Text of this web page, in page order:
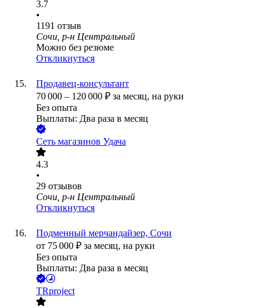
3.7
•
1191 отзыв
Сочи, р-н Центральный
Можно без резюме
Откликнуться
Продавец-консультант
70 000 – 120 000 ₽ за месяц, на руки
Без опыта
Выплаты: Два раза в месяц
Сеть магазинов Удача
4.3
•
29 отзывов
Сочи, р-н Центральный
Откликнуться
Подменный мерчандайзер, Сочи
от 75 000 ₽ за месяц, на руки
Без опыта
Выплаты: Два раза в месяц
TRproject